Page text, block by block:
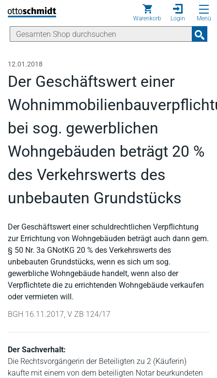
Direkt zum Inhalt
Warenkorb Login Menü
12.01.2018
Der Geschäftswert einer
bei sog. gewerblichen
Wohngebäuden beträgt 20 %
des Verkehrswerts des
unbebauten Grundstücks
Der Geschäftswert einer schuldrechtlichen Verpflichtung
zur Errichtung von Wohngebäuden beträgt auch dann gem.
§ 50 Nr. 3a GNotKG 20 % des Verkehrswerts des
unbebauten Grundstücks, wenn es sich um sog.
gewerbliche Wohngebäude handelt, wenn also der
Verpflichtete die zu errichtenden Wohngebäude verkaufen
oder vermieten will.
BGH 16.11.2017, V ZB 124/17
Der Sachverhalt:
Die Rechtsvorgängerin der Beteiligten zu 2 (Käuferin)
kaufte mit einem von dem beteiligten Notar beurkundeten